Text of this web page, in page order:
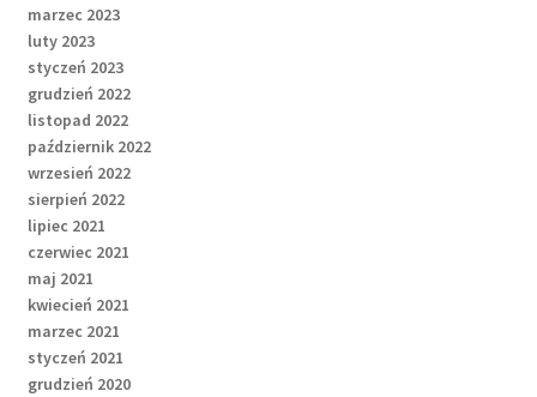
marzec 2023
luty 2023
styczeń 2023
grudzień 2022
listopad 2022
październik 2022
wrzesień 2022
sierpień 2022
lipiec 2021
czerwiec 2021
maj 2021
kwiecień 2021
marzec 2021
styczeń 2021
grudzień 2020